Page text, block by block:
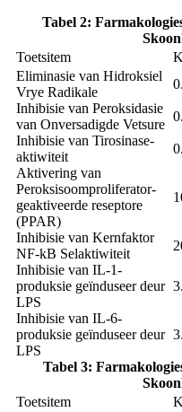
Tabel 2:
Toetsitem
Eliminasie van Hidroksiel
Vrye Radikale
Inhibisie van Peroksidasie
van Onversadigde Vetsure
Inhibisie van Tirosinase-
aktiwiteit
Aktivering van
Peroksisoomproliferator-
geaktiveerde reseptore
(PPAR)
Inhibisie van Kernfaktor
NF-kB Selaktiwiteit
Inhibisie van IL-1-
produksie geïnduseer deur
LPS
Inhibisie van IL-6-
produksie geïnduseer deur
LPS
Tabel 3:
Toetsitem